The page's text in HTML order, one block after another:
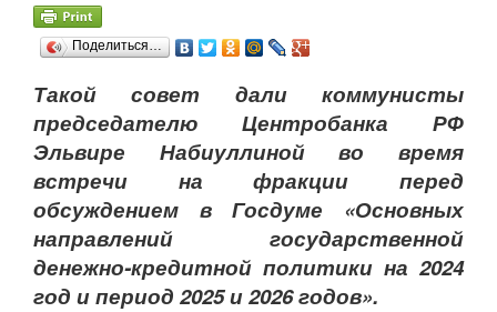
Поделиться…
Такой совет дали коммунисты
председателю Центробанка РФ
Эльвире Набиуллиной во время
встречи на фракции перед
обсуждением в Госдуме «Основных
направлений государственной
денежно-кредитной политики на 2024
год и период 2025 и 2026 годов».